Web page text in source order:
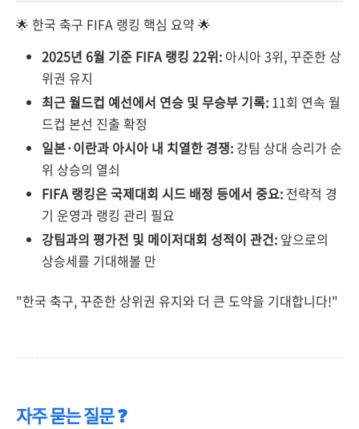
🌟 한국 축구 FIFA 랭킹 핵심 요약 🌟
2025년 6월 기준 FIFA 랭킹 22위: 아시아 3위, 꾸준한 상
위권 유지
최근 월드컵 예선에서 연승 및 무승부 기록: 11회 연속 월
드컵 본선 진출 확정
일본·이란과 아시아 내 치열한 경쟁: 강팀 상대 승리가 순
위 상승의 열쇠
FIFA 랭킹은 국제대회 시드 배정 등에서 중요: 전략적 경
기 운영과 랭킹 관리 필요
강팀과의 평가전 및 메이저대회 성적이 관건: 앞으로의
상승세를 기대해볼 만
"한국 축구, 꾸준한 상위권 유지와 더 큰 도약을 기대합니다!"
자주 묻는 질문 ❓